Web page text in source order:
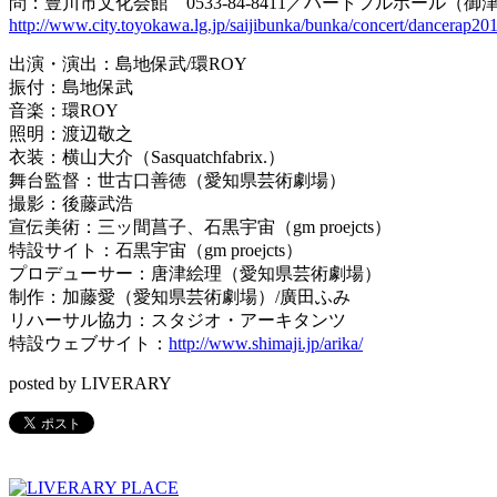
http://www.city.toyokawa.lg.jp/saijibunka/bunka/concert/
出演・演出：島地保武/環ROY
振付：島地保武
音楽：環ROY
照明：渡辺敬之
衣装：横山大介（Sasquatchfabrix.）
舞台監督：世古口善徳（愛知県芸術劇場）
撮影：後藤武浩
宣伝美術：三ッ間菖子、石黒宇宙（gm proejcts）
特設サイト：石黒宇宙（gm proejcts）
プロデューサー：唐津絵理（愛知県芸術劇場）
制作：加藤愛（愛知県芸術劇場）/廣田ふみ
リハーサル協力：スタジオ・アーキタンツ
特設ウェブサイト： http://www.shimaji.jp/arika/
posted by LIVERARY